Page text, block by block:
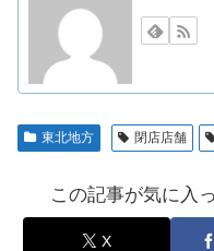
東北地方 閉店店舗
この記事が気に入
X